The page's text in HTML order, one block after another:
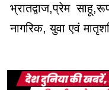
भ्रातद्वाज,प्रेम
नागरिक, युवा एवं